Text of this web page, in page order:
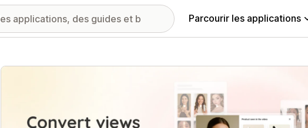
Parcourir les applications
Galerie d’images vedette